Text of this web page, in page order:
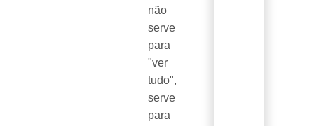
não
serve
para
"ver
tudo",
serve
para